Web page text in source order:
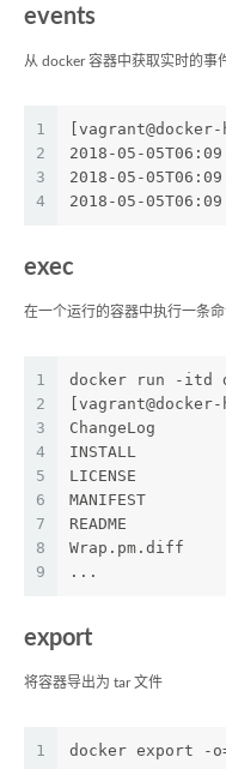
events
从 docker 容器中获取实时的事
1
2
3
4
2018-05-
2018-05-
2018-05-
exec
在一个运行的容器中执行一条
1
2
3
4
5
6
7
8
9
docker run -itd
ChangeLog
INSTALL
LICENSE
MANIFEST
README
Wrap.pm.diff
...
export
将容器导出为 tar 文件
1 docker export -